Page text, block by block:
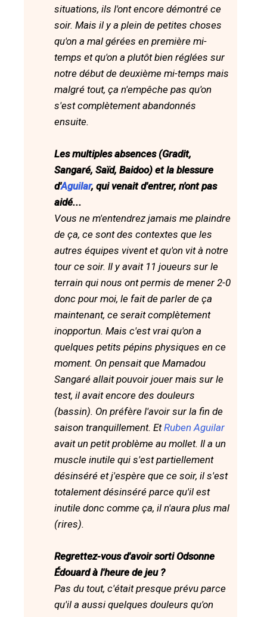
situations, ils l'ont encore démontré ce
soir. Mais il y a plein de petites choses
qu'on a mal gérées en première mi-
temps et qu'on a plutôt bien réglées sur
notre début de deuxième mi-temps mais
malgré tout, ça n'empêche pas qu'on
s'est complètement abandonnés
ensuite.
Les multiples absences (Gradit,
Sangaré, Saïd, Baidoo) et la blessure
d'Aguilar, qui venait d'entrer, n'ont pas
aidé...
Vous ne m'entendrez jamais me plaindre
de ça, ce sont des contextes que les
autres équipes vivent et qu'on vit à notre
tour ce soir. Il y avait 11 joueurs sur le
terrain qui nous ont permis de mener 2-0
donc pour moi, le fait de parler de ça
maintenant, ce serait complètement
inopportun. Mais c'est vrai qu'on a
quelques petits pépins physiques en ce
moment. On pensait que Mamadou
Sangaré allait pouvoir jouer mais sur le
test, il avait encore des douleurs
(bassin). On préfère l'avoir sur la fin de
saison tranquillement. EtRuben Aguilar
avait un petit problème au mollet. Il a un
muscle inutile qui s'est partiellement
désinséré et j'espère que ce soir, il s'est
totalement désinséré parce qu'il est
inutile donc comme ça, il n'aura plus mal
(rires).
Regrettez-vous d'avoir sorti Odsonne
Édouard à l'heure de jeu ?
Pas du tout, c'était presque prévu parce
qu'il a aussi quelques douleurs qu'on